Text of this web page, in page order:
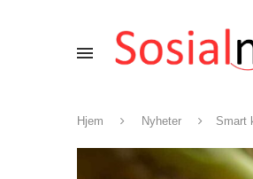
Hjem Nyheter Smart